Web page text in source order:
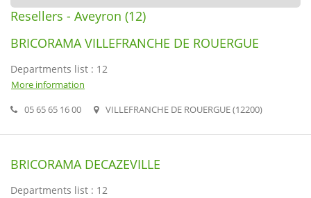
Resellers - Aveyron (12)
BRICORAMA VILLEFRANCHE DE ROUERGUE
Departments list : 12
More information
05 65 65 16 00
VILLEFRANCHE DE ROUERGUE (12200)
BRICORAMA DECAZEVILLE
Departments list : 12